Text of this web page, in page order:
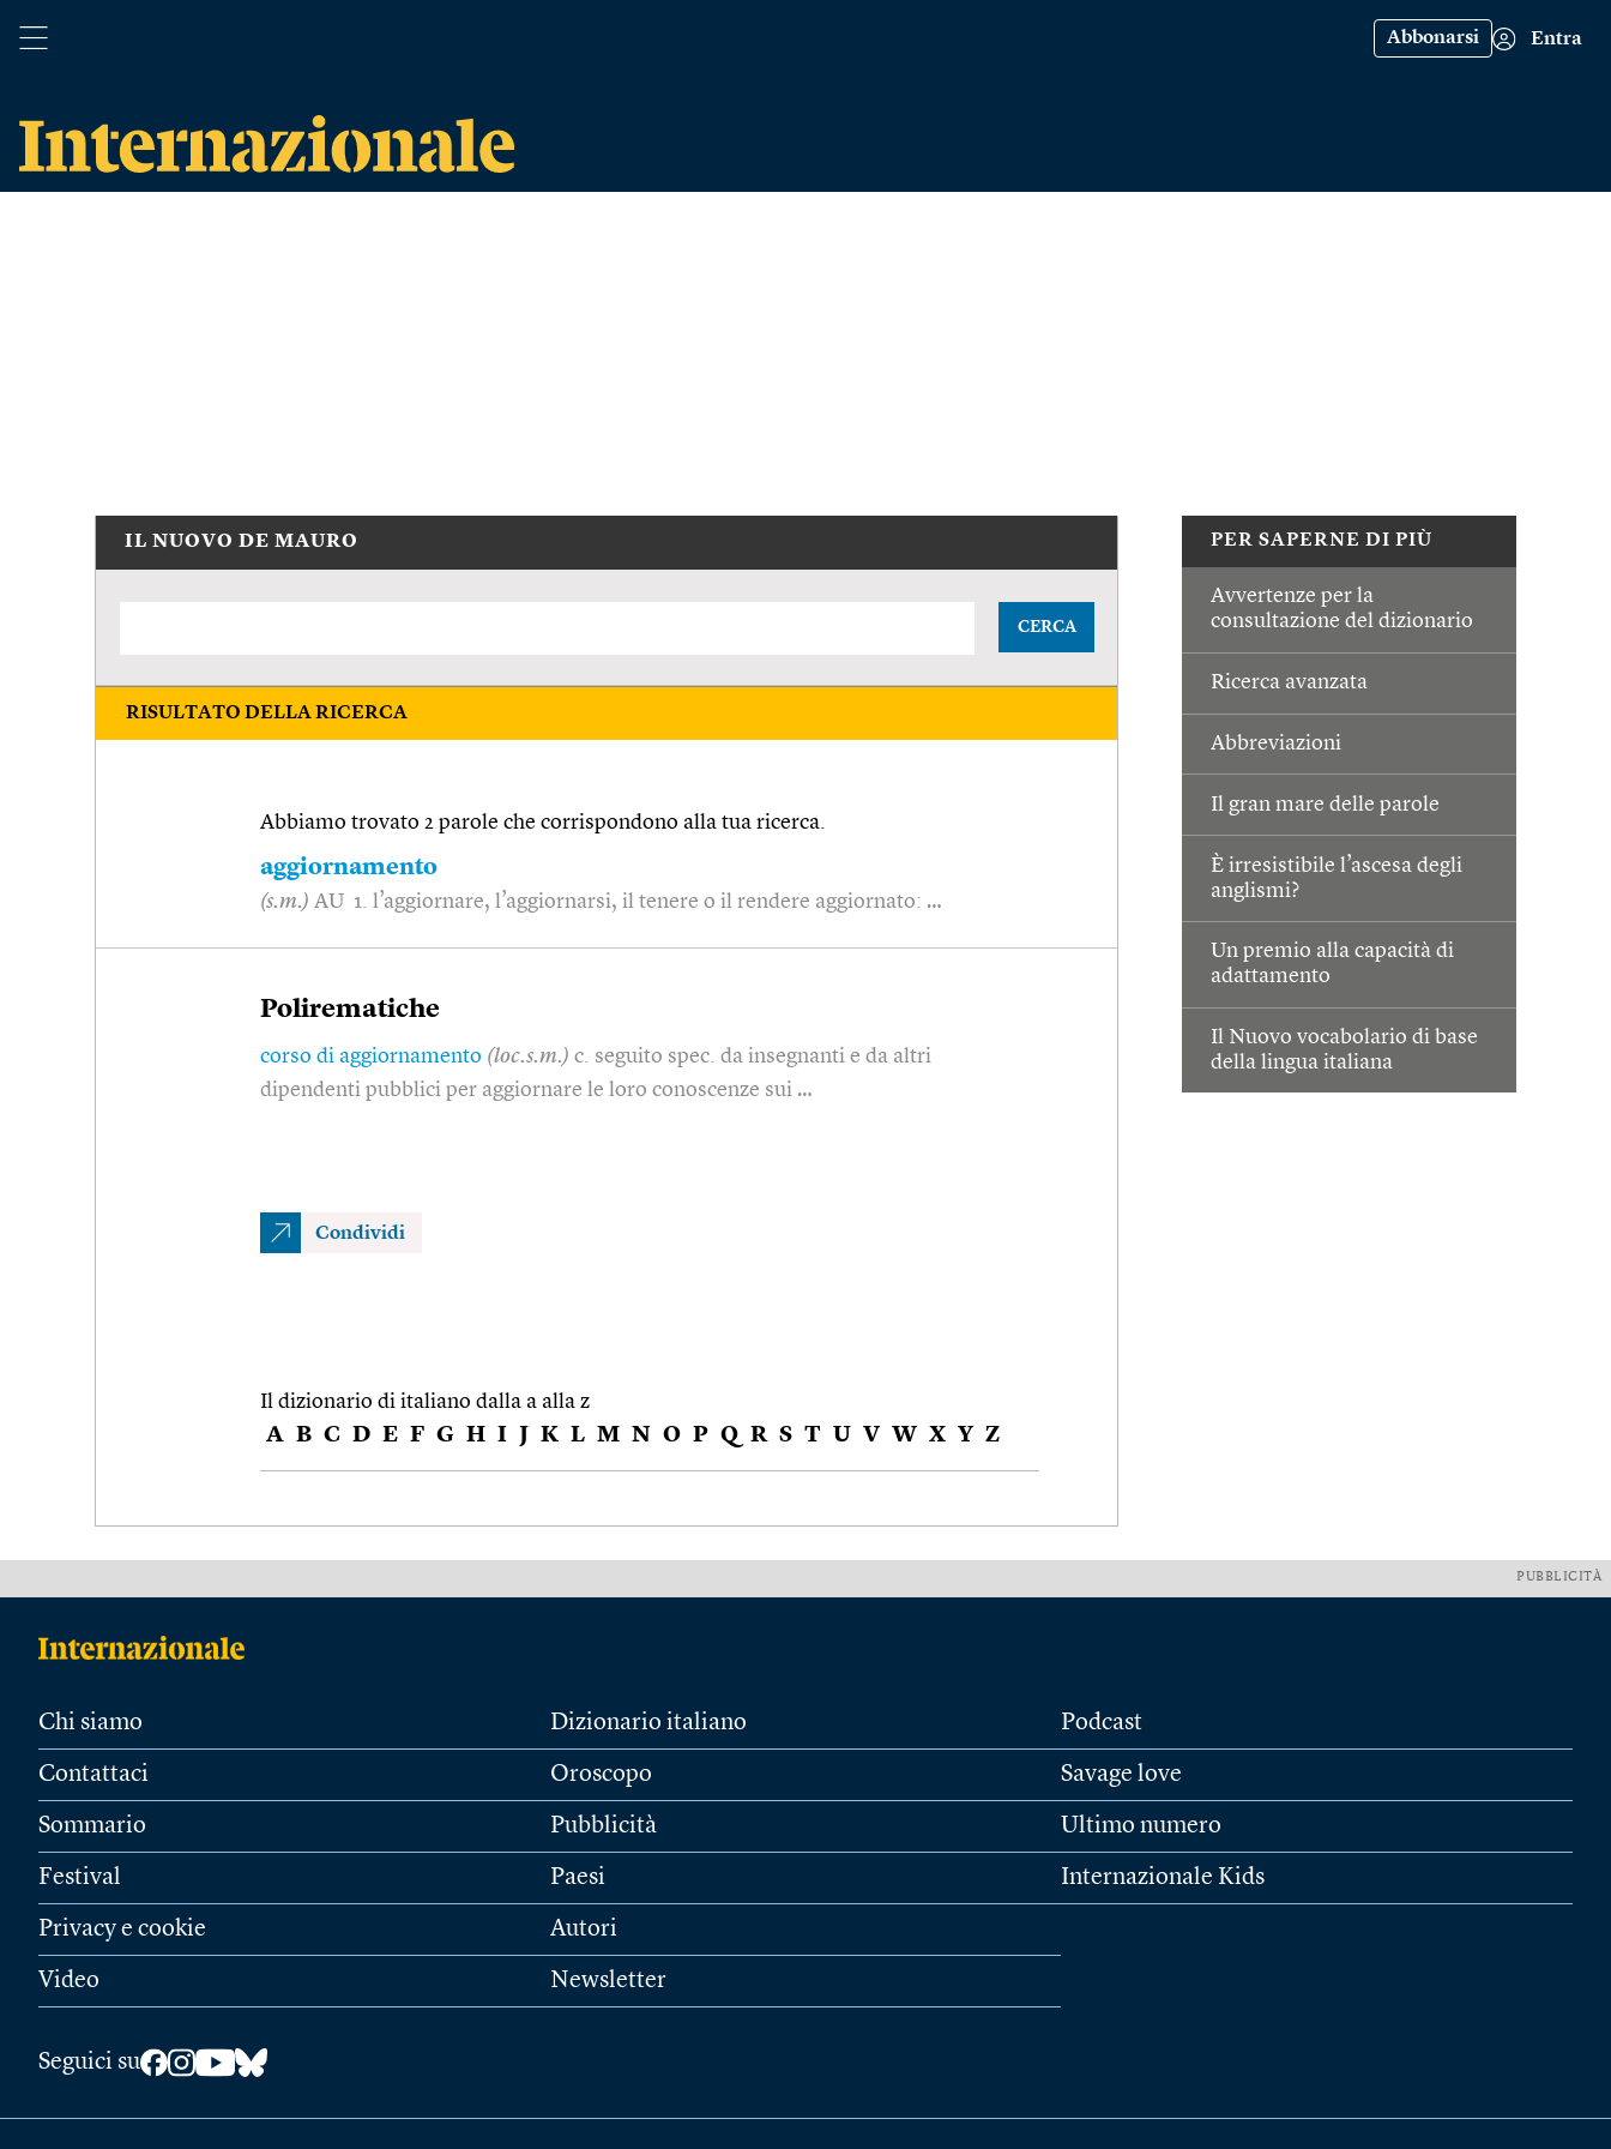
Abbonarsi Entra
PER SAPERNE DI PIÙ
Avvertenze per la
consultazione del dizionario
Ricerca avanzata
Abbreviazioni
Il gran mare delle parole
È irresistibile l’ascesa degli
anglismi?
Un premio alla capacità di
adattamento
Il Nuovo vocabolario di base
della lingua italiana
IL NUOVO DE MAURO
CERCA
RISULTATO DELLA RICERCA
Abbiamo trovato 2 parole che corrispondono alla tua ricerca.
aggiornamento
(s.m.) AU 1. l’aggiornare, l’aggiornarsi, il tenere o il rendere aggiornato: …
Polirematiche
corso di aggiornamento (loc.s.m.) c. seguito spec. da insegnanti e da altri
dipendenti pubblici per aggiornare le loro conoscenze sui …
Condividi
Il dizionario di italiano dalla a alla z
A B C D E F G H I J K L M N O P Q R S T U V W X Y Z
PUBBLICITÀ
Chi siamo
Contattaci
Sommario
Festival
Privacy e cookie
Video
Dizionario italiano
Oroscopo
Pubblicità
Paesi
Autori
Newsletter
Podcast
Savage love
Ultimo numero
Internazionale Kids
Seguici su